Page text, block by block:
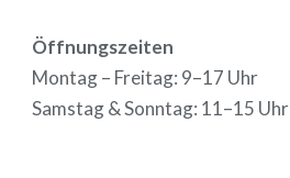
Öffnungszeiten
Montag – Freitag: 9–17 Uhr
Samstag & Sonntag: 11–15 Uhr